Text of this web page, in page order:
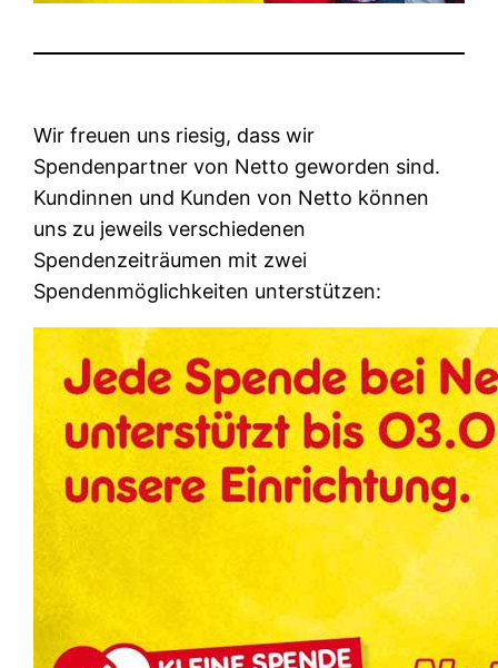
Wir freuen uns riesig, dass wir
Spendenpartner von Netto geworden sind.
Kundinnen und Kunden von Netto können
uns zu jeweils verschiedenen
Spendenzeiträumen mit zwei
Spendenmöglichkeiten unterstützen: